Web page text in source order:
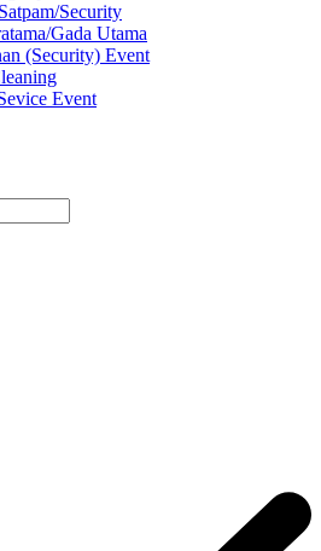
Security
Gada Utama
(Security) Event
Event